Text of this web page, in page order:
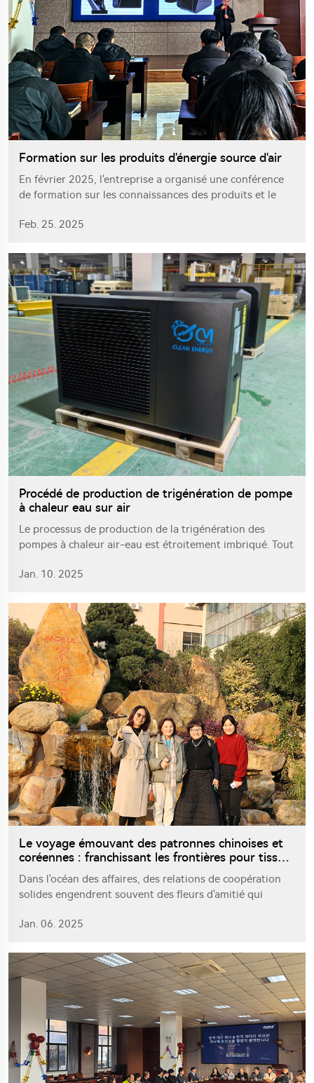
Formation sur les produits d'énergie source d'air
En février 2025, l'entreprise a organisé une conférence
de formation sur les connaissances des produits et le
d'air
Feb. 25. 2025
Procédé de production de trigénération de pompe
à chaleur eau sur air
Le processus de production de la trigénération des
pompes à chaleur air-eau est étroitement imbriqué. Tout
Un métal de haute qualité est utilisé pour le corps de
matériaux d'échange de chaleur, tels que les tubes en
cuivre et les ailettes, sont rigoureusement inspectés
avant d'entrer sur le site.
Jan. 10. 2025
Le voyage émouvant des patronnes chinoises et
coréennes : franchissant les frontières pour tisser
des liens d'amitié
Dans l'océan des affaires, des relations de coopération
solides engendrent souvent des fleurs d'amitié qui
patronne et des patronnes clientes coréennes. Elles ont
culturelles et forgé une amitié profonde. Récemment, les
patronnes clientes coréennes sont venues en Chine en
groupe, entamant un voyage merveilleux combinant
visites d'entreprises, échanges approfondis, expériences
culinaires et exploration touristique, ajoutant une
touche forte à la coopération entre les entreprises
chinoises et coréennes.
Jan. 06. 2025